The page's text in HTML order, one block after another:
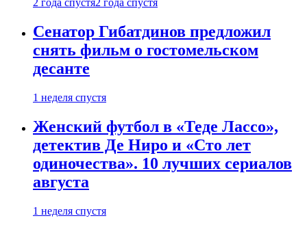
2 года спустя2 года спустя
Сенатор Гибатдинов предложил
снять фильм о гостомельском
десанте
1 неделя спустя
Женский футбол в «Теде Лассо»,
детектив Де Ниро и «Сто лет
одиночества». 10 лучших сериалов
августа
1 неделя спустя